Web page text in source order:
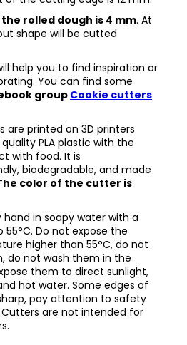
rolled dough is 4 mm. At
shape will be cutted
help you to find inspiration or
You can find some
group Cookie cutters
are printed on 3D printers
PLA plastic with the
with food. It is
biodegradable, and made
color of the cutter is
in soapy water with a
Do not expose the
higher than 55°C, do not
do not wash them in the
them to direct sunlight,
hot water. Some edges of
pay attention to safety
are not intended for